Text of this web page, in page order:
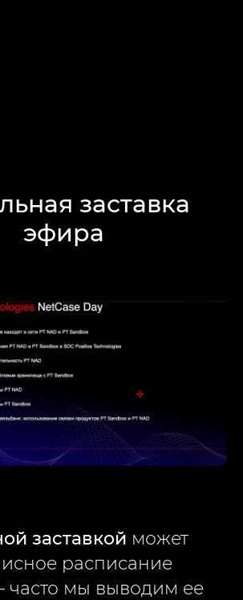
заставка
эфира
заставкой может
расписание
мы выводим ее